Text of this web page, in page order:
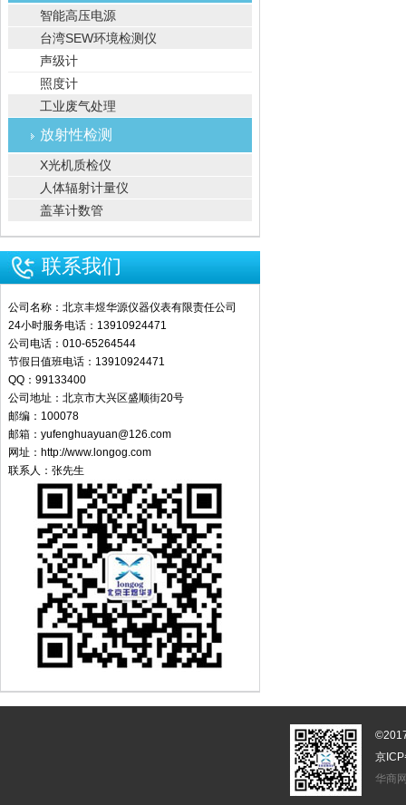
智能高压电源
台湾SEW环境检测仪
声级计
照度计
工业废气处理
放射性检测
X光机质检仪
人体辐射计量仪
盖革计数管
联系我们
公司名称：北京丰煜华源仪器仪表有限责任公司
24小时服务电话：13910924471
公司电话：010-65264544
节假日值班电话：13910924471
QQ：99133400
公司地址：北京市大兴区盛顺街20号
邮编：100078
邮箱：yufenghuayuan@126.com
网址：http://www.longog.com
联系人：张先生
京
华商